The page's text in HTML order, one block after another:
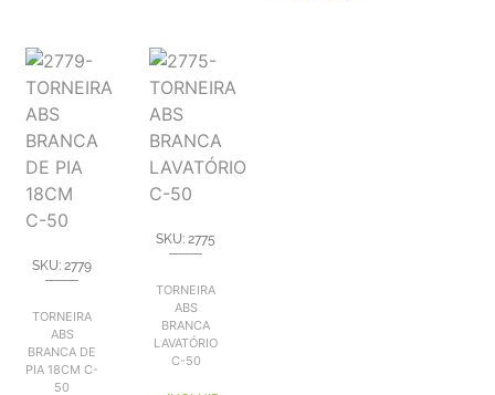
SKU: 2779
TORNEIRA
ABS
BRANCA DE
PIA 18CM C-
50
SKU: 2775
TORNEIRA
ABS
BRANCA
LAVATÓRIO
C-50